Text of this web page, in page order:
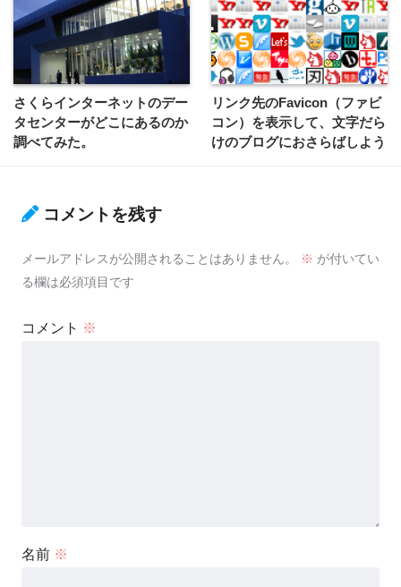
さくらインターネットのデー
タセンターがどこにあるのか
調べてみた。
リンク先のFavicon（ファビ
コン）を表示して、文字だら
けのブログにおさらばしよう
コメントを残す
メールアドレスが公開されることはありません。 ※ が付いてい
る欄は必須項目です
コメント ※
名前 ※